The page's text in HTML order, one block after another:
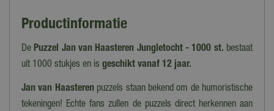
Productinformatie
De Puzzel Jan van Haasteren Jungletocht - 1000 st. bestaat
uit 1000 stukjes en is geschikt vanaf 12 jaar.
Jan van Haasterenpuzzels staan bekend om de humoristische
tekeningen! Echte fans zullen de puzzels direct herkennen aan